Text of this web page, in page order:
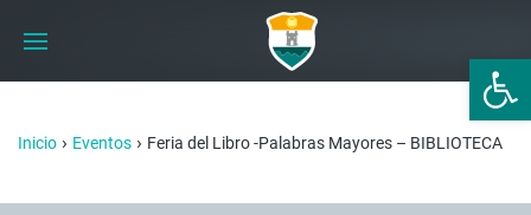
Abrir
Inicio › Eventos › Feria del Libro -Palabras Mayores – BIBLIOTECA